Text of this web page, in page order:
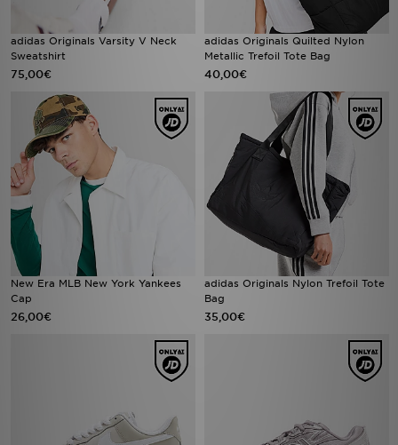
adidas Originals Varsity V Neck
Sweatshirt
75,00€
adidas Originals Quilted Nylon
Metallic Trefoil Tote Bag
40,00€
New Era MLB New York Yankees
Cap
26,00€
adidas Originals Nylon Trefoil Tote
Bag
35,00€